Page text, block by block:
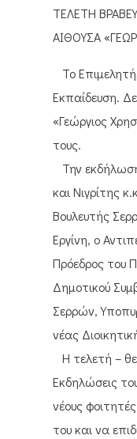
ΤΕΛΕΤΗ
ΑΙΘΟΥΣΑ
Το
Εκπαίδευση.
«Γεώργιος
τους.
Την
και Νιγρίτης
Βουλευτής
Εργίνη, ο
Πρόεδρος του
Δημοτικού
Σερρών,
νέας
Η τελετή –
Εκδηλώσεις
νέους
του και να